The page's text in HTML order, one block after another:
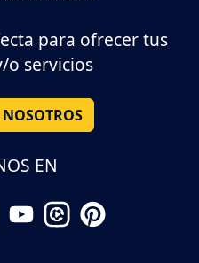
para ofrecer tus
o servicios
EN